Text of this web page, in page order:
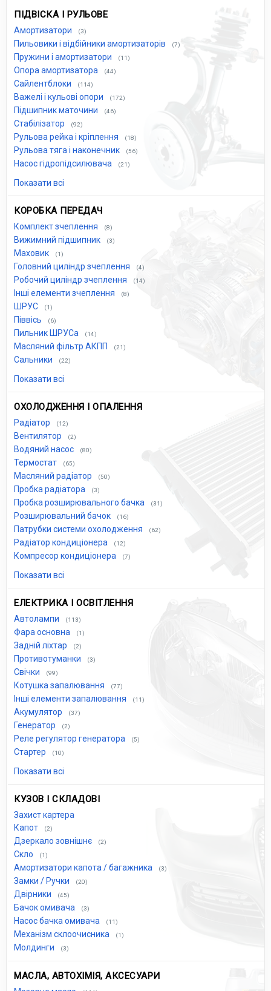
ПІДВІСКА І РУЛЬОВЕ
Амортизатори (3)
Пильовики і відбійники амортизаторів (7)
Пружини і амортизатори (11)
Опора амортизатора (44)
Сайлентблоки (114)
Важелі і кульові опори (172)
Підшипник маточини (46)
Стабілізатор (92)
Рульова рейка і кріплення (18)
Рульова тяга і наконечник (56)
Насос гідропідсилювача (21)
Показати всі
КОРОБКА ПЕРЕДАЧ
Комплект зчеплення (8)
Вижимний підшипник (3)
Маховик (1)
Головний циліндр зчеплення (4)
Робочий циліндр зчеплення (14)
Інші елементи зчеплення (8)
ШРУС (1)
Піввісь (6)
Пильник ШРУСа (14)
Масляний фільтр АКПП (21)
Сальники (22)
Показати всі
ОХОЛОДЖЕННЯ І ОПАЛЕННЯ
Радіатор (12)
Вентилятор (2)
Водяний насос (80)
Термостат (65)
Масляний радіатор (50)
Пробка радіатора (3)
Пробка розширювального бачка (31)
Розширювальний бачок (16)
Патрубки системи охолодження (62)
Радіатор кондиціонера (12)
Компресор кондиціонера (7)
Показати всі
ЕЛЕКТРИКА І ОСВІТЛЕННЯ
Автолампи (113)
Фара основна (1)
Задній ліхтар (2)
Противотуманки (3)
Свічки (99)
Котушка запалювання (77)
Інші елементи запалювання (11)
Акумулятор (37)
Генератор (2)
Реле регулятор генератора (5)
Стартер (10)
Показати всі
КУЗОВ І СКЛАДОВІ
Захист картера
Капот
(2)
Дзеркало зовнішнє (2)
Скло (1)
Амортизатори капота / багажника (3)
Замки / Ручки (20)
Двірники (45)
Бачок омивача (3)
Насос бачка омивача (11)
Механізм склоочисника (1)
Молдинги (3)
МАСЛА, АВТОХІМІЯ, АКСЕСУАРИ